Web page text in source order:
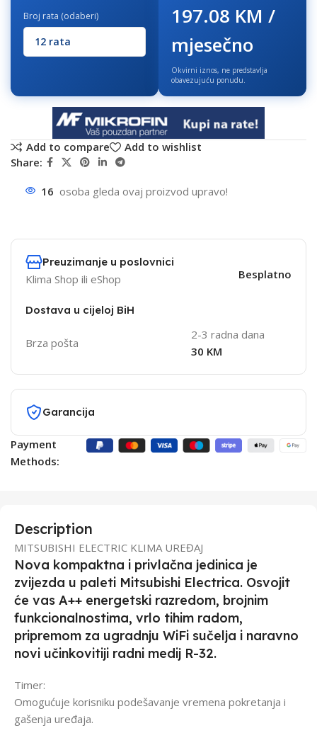
Broj rata (odaberi)
197.08 KM /
mjesečno
Okvirni iznos, ne predstavlja
obavezujuću ponudu.
Add to compare
Add to wishlist
Share:
16 osoba gleda ovaj proizvod upravo!
Preuzimanje u poslovnici
Klima Shop ili eShop Besplatno
Dostava u cijeloj BiH
Brza pošta
2-3 radna dana
30 KM
Garancija
Payment
Methods:
Description
MITSUBISHI ELECTRIC KLIMA UREĐAJ
Nova kompaktna i privlačna jedinica je
zvijezda u paleti Mitsubishi Electrica. Osvojit
će vas A++ energetski razredom, brojnim
funkcionalnostima, vrlo tihim radom,
pripremom za ugradnju WiFi sučelja i naravno
novi učinkovitiji radni medij R-32.
Timer:
Omogućuje korisniku podešavanje vremena pokretanja i
gašenja uređaja.